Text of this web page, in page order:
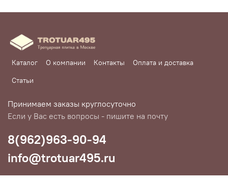
Каталог О компании Контакты
Оплата и доставка
Статьи
Принимаем заказы круглосуточно
Если у Вас есть вопросы - пишите на почту
8(962)963-90-94
info@trotuar495.ru